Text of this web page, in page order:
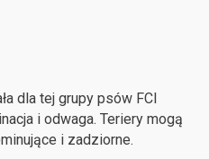
dla tej grupy psów FCI
i odwaga. Teriery mogą
i zadziorne.